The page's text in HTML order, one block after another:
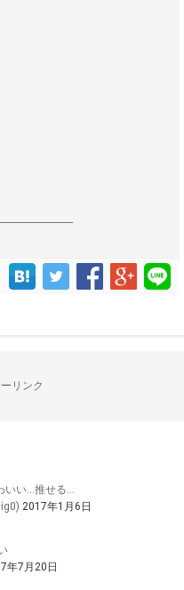
リンク
いい…推せる…
2017年1月6日
年7月20日